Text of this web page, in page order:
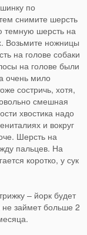
по
снимите шерсть
темную шерсть на
Возьмите ножницы
на голове собаки
на голове были
очень мило
состричь, хотя,
смешная
хвостика надо
и вокруг
Шерсть на
пальцев. На
коротко, у сук
– йорк будет
не займет больше 2